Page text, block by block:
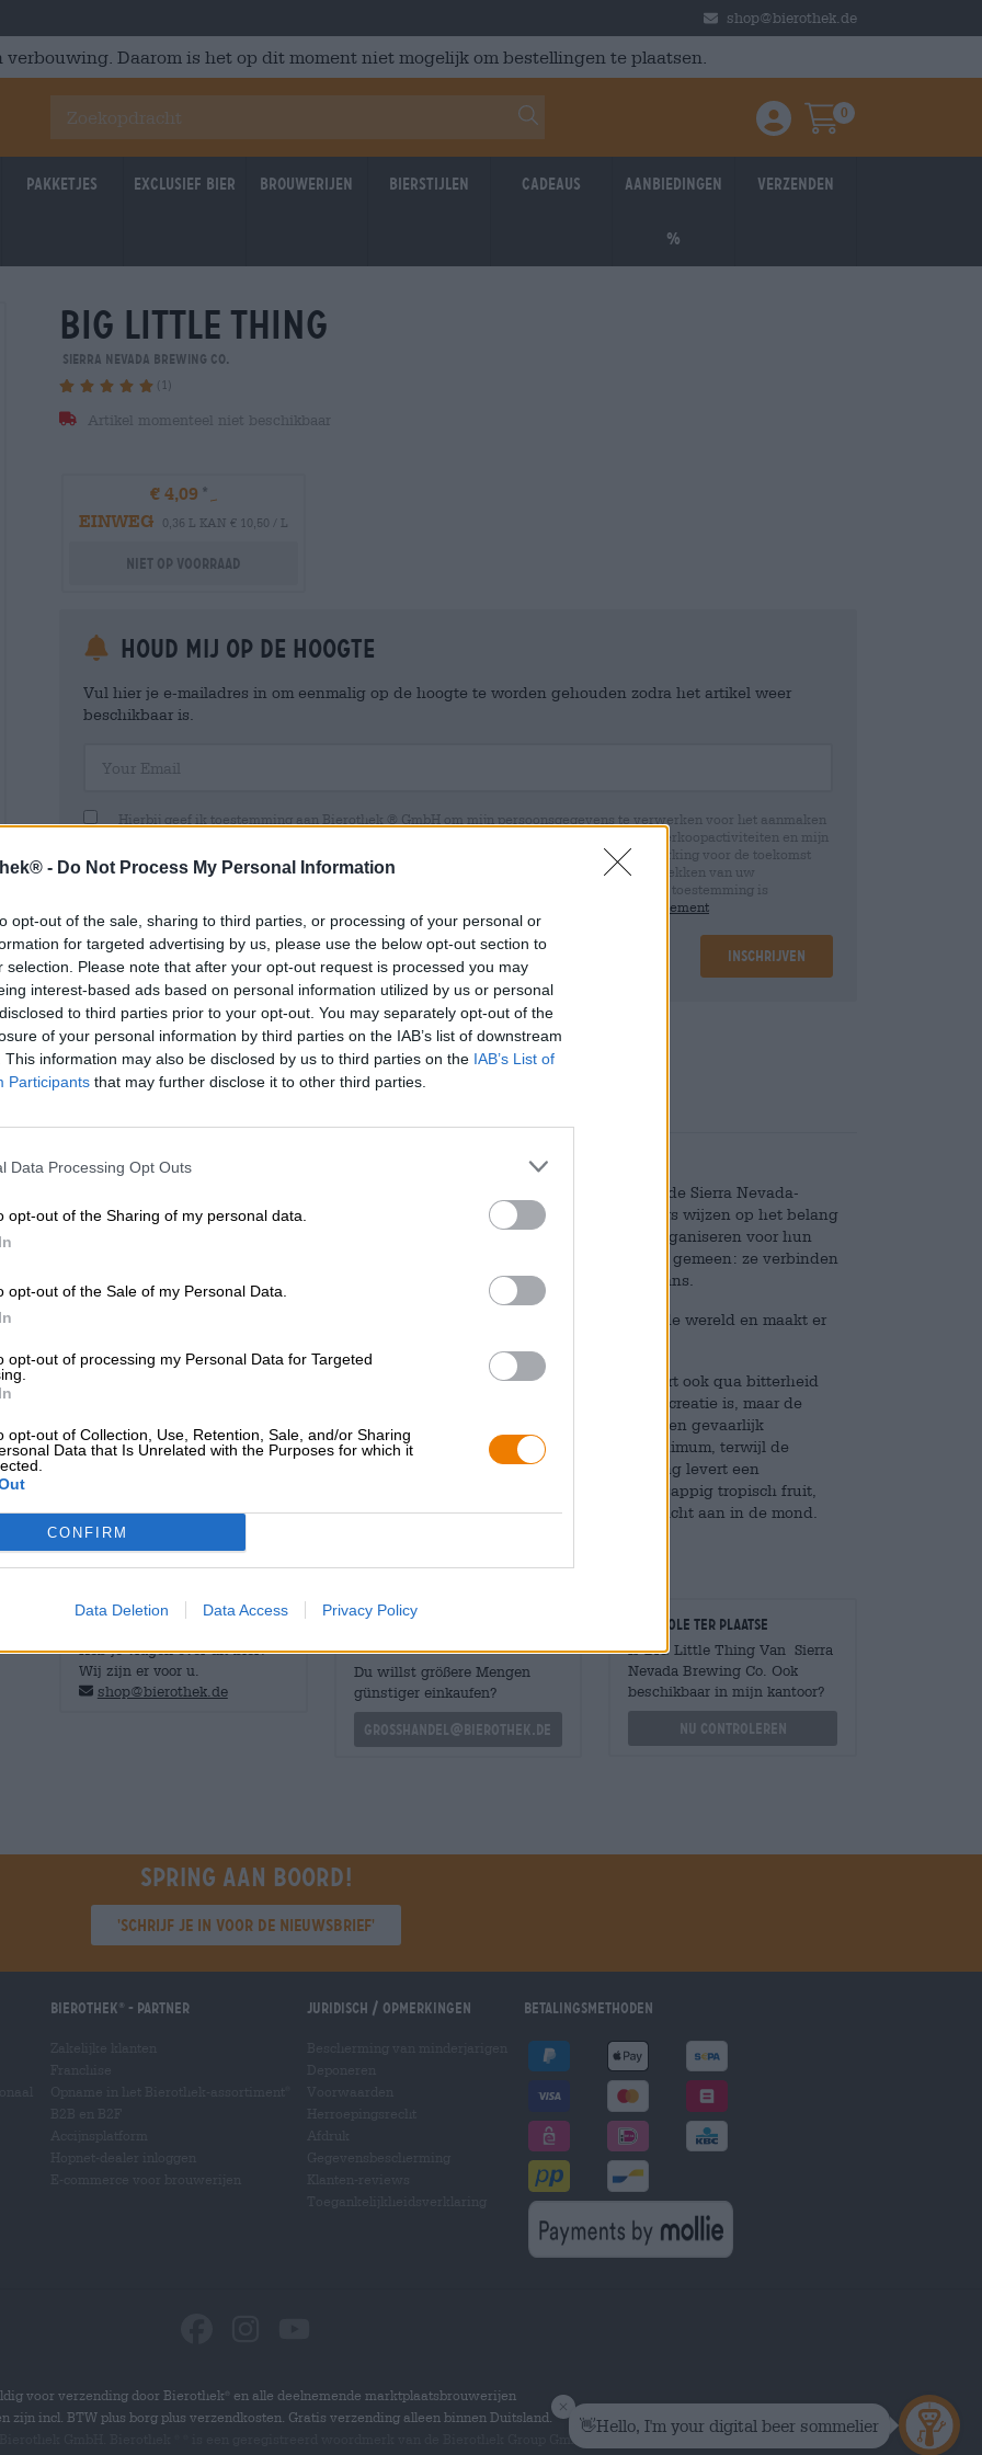
- Do Not Process My Personal Information
opt-out of the sale, sharing to third parties, or processing of your personal or
for targeted advertising by us, please use the below opt-out section to
selection. Please note that after your opt-out request is processed you may
interest-based ads based on personal information utilized by us or personal
to third parties prior to your opt-out. You may separately opt-out of the
of your personal information by third parties on the IAB’s list of downstream
This information may also be disclosed by us to third parties on the IAB’s List of
Participants that may further disclose it to other third parties.
Data Processing Opt Outs
opt-out of the Sharing of my personal data.
opt-out of the Sale of my Personal Data.
opt-out of processing my Personal Data for Targeted
opt-out of Collection, Use, Retention, Sale, and/or Sharing
Data that Is Unrelated with the Purposes for which it
CONFIRM
Data Deletion Data Access Privacy Policy
shop@bierothek.de
Daarom is het op dit moment niet mogelijk om bestellingen te plaatsen.
Einloggen / Anmelden
Warenkorb
0
Pakketjes Exclusief Bier Brouwerijen Bierstijlen Cadeaus Aanbiedingen
%
Verzenden
big little thing
Sierra Nevada Brewing Co.
(1)
Artikel momenteel niet beschikbaar
€ 4,09
EINWEG
0,36 L KAN € 10,50 / L
Niet op voorraad
Houd mij op de hoogte
Vul hier je e-mailadres in om eenmalig op de hoogte te worden gehouden zodra het artikel weer
beschikbaar is.
Hierbij geef ik toestemming aan Bierothek ® GmbH om mijn persoonsgegevens te verwerken voor het aanmaken
en beheren van een klantaccount. Dit klantaccount geeft een overzicht en controle over mijn verkoopactiviteiten en mijn
persoonlijke gegevens. Ik ben me ervan bewust dat ik deze toestemming te allen tijde met werking voor de toekomst
kan intrekken door een e-mail te sturen naar shop@bierothek.de. Wij informeren u dat het intrekken van uw
toestemming geen invloed heeft op de rechtmatigheid van de verwerking die op basis van uw toestemming is
data protection statement
Inschrijven
* Prijzen zijn inclusief wettelijke BTW. Plus Scheepvaart plusDeponeren
* Prijzen zijn inclusief accijns
Big Little Thing is een bier dat niet alleen de verfijnde brouwvaardigheden van de Sierra Nevada-
brouwerij demonstreert, maar ook haar grote hart. Met dit bier willen de brouwers wijzen op het belang
van muziek in ons leven en aandacht vragen voor acties die medemuzikanten organiseren voor hun
gemeenschap. Muziek en bier gaan niet alleen goed samen, ze hebben ook veel gemeen: ze verbinden
mensen, zijn de ideale metgezel voor warme zomeravonden en hebben talloze fans.
Big Little Things is een eerbetoon aan alle muzikanten die er zijn. Jij verandert de wereld en maakt er
De sappige Imperial IPA heeft een krachtig alcoholpercentage van 9,0% en scoort ook qua bitterheid
goed. Deze cijfers wekken de indruk dat Big Little Thing een gewelddadige biercreatie is, maar de
uitgekiende brouwtechnologie transformeert het bier in een getemd beest met een gevaarlijk
doordrinkbaar karakter. De moutzoetheid is teruggebracht tot een vederlicht minimum, terwijl de
hoparoma’s zijn gemaximaliseerd door middel van koude hoppen. Big Little Thing levert een
smaakprofiel bestaande uit pittige citrustonen, kruidige dennenhars, hints van sappig tropisch fruit,
broodachtige mout en groene hoparoma's. De textuur is romig en voelt fluweelzacht aan in de mond.
Een langdurige afdronk brengt het biergenot tot een passend einde.
GRATIS BIERCONSULT
Heb je vragen over dit bier?
Wij zijn er voor u.
shop@bierothek.de
handelaren of
Du willst größere Mengen
günstiger einkaufen?
grosshandel@bierothek.de
Controle ter plaatse
Is BIG Little Thing Van Sierra
Nevada Brewing Co. Ook
beschikbaar in mijn kantoor?
Nu controleren
Spring aan boord!
'Schrijf je in voor de nieuwsbrief'
Bierothek - Partner Juridisch / Opmerkingen Betalingsmethoden
voor verzending door Bierothek
en alle deelnemende marktplaatsbrouwerijen
zijn incl. BTW plus borg plus verzendkosten. Gratis verzending alleen binnen Duitsland.
is een geregistreerd woordmerk van de Bierothek Group GmbH. Alle rechten voorbehouden.